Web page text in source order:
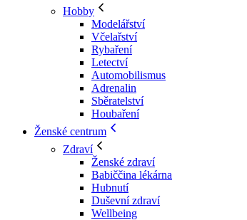
Hobby
Modelářství
Včelařství
Rybaření
Letectví
Automobilismus
Adrenalin
Sběratelství
Houbaření
Ženské centrum
Zdraví
Ženské zdraví
Babiččina lékárna
Hubnutí
Duševní zdraví
Wellbeing